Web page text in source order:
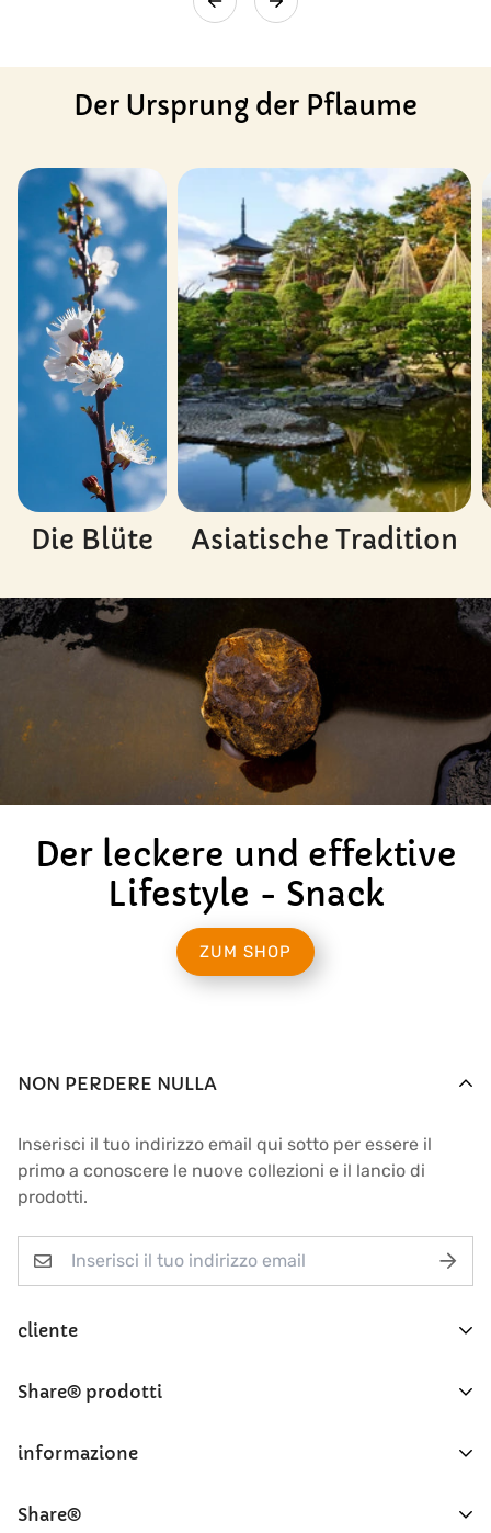
Der Ursprung der Pflaume
Die Blüte Asiatische Tradition
Der leckere und effektive
Lifestyle - Snack
ZUM SHOP
NON PERDERE NULLA
Inserisci il tuo indirizzo email qui sotto per essere il
primo a conoscere le nuove collezioni e il lancio di
prodotti.
cliente
Domande frequenti
Ordini
Share® prodotti
My Zebra - Safari Collection®
SharePomelozzini®
informazione
Contatto
Share®